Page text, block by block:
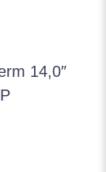
14,0″